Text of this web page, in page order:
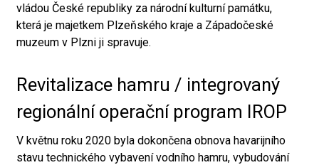
vládou České republiky za národní kulturní památku,
která je majetkem Plzeňského kraje a Západočeské
muzeum v Plzni ji spravuje.
Revitalizace hamru / integrovaný
regionální operační program IROP
V květnu roku 2020 byla dokončena obnova havarijního
stavu technického vybavení vodního hamru, vybudování